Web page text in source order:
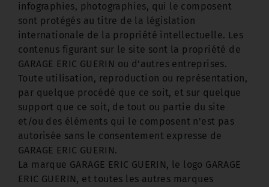
infographies, photographies, qui le composent
sont protégés au titre de la législation
internationale de la propriété intellectuelle. Les
contenus figurant sur le site sont la propriété de
GARAGE ERIC GUERIN ou d’autres entreprises.
Toute utilisation, reproduction ou représentation,
par quelque procédé que ce soit, et sur quelque
support que ce soit, de tout ou partie du site
et/ou des éléments qui le composent n'est pas
autorisée sans le consentement expresse de
GARAGE ERIC GUERIN.
La marque GARAGE ERIC GUERIN, le logo GARAGE
ERIC GUERIN, et toutes les autres marques